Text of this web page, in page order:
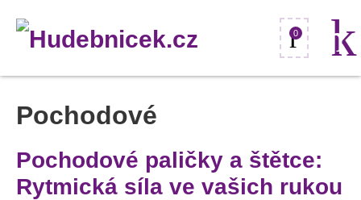
0
Pochodové
Pochodové paličky a štětce:
Rytmická síla ve vašich rukou